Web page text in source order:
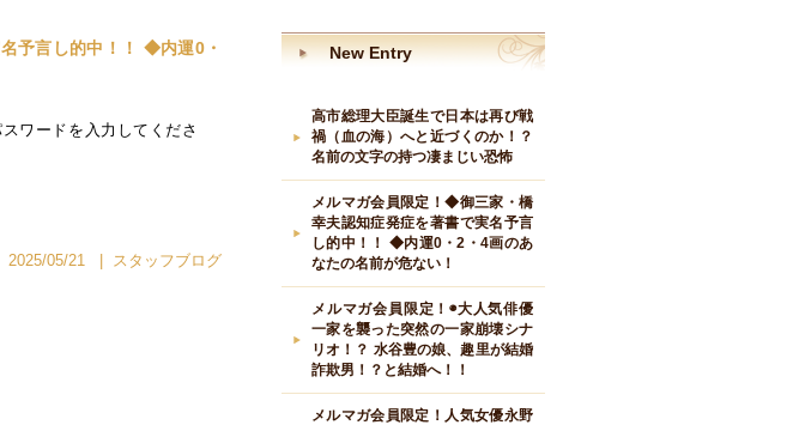
予言し的中！！ ◆内運0・
ワードを入力してくださ
2025/05/21 スタッフブログ
New Entry
高市総理大臣誕生で日本は再び戦
禍（血の海）へと近づくのか！？
名前の文字の持つ凄まじい恐怖
メルマガ会員限定！◆御三家・橋
幸夫認知症発症を著書で実名予言
し的中！！ ◆内運0・2・4画のあ
なたの名前が危ない！
メルマガ会員限定！◉大人気俳優
一家を襲った突然の一家崩壊シナ
リオ！？ 水谷豊の娘、趣里が結婚
詐欺男！？と結婚へ！！
メルマガ会員限定！人気女優永野